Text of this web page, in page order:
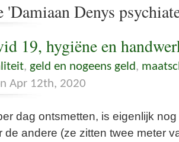
'Damiaan Denys
19, hygiëne en
, geld en nogeens geld,
Apr 12th, 2020
dag ontsmetten, is eigenlijk
andere (ze zitten twee meter